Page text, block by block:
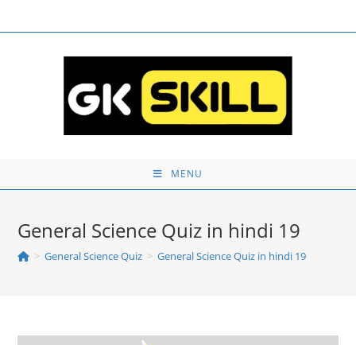
to
MENU
General Science Quiz in hindi 19
> General Science Quiz > General Science Quiz in hindi 19